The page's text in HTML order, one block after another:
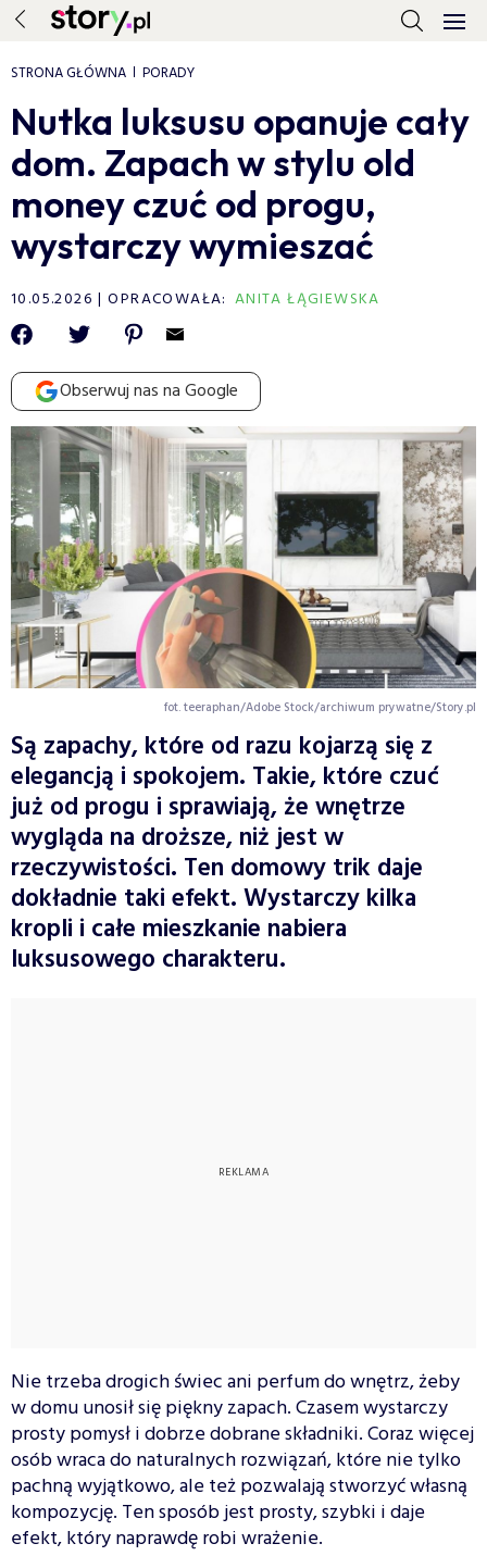
STRONA GŁÓWNA PORADY
Nutka luksusu opanuje cały
dom. Zapach w stylu old
money czuć od progu,
wystarczy wymieszać
10.05.2026 OPRACOWAŁA: ANITA ŁĄGIEWSKA
Obserwuj nas na Google
fot. teeraphan/Adobe Stock/archiwum prywatne/Story.pl
Są zapachy, które od razu kojarzą się z
elegancją i spokojem. Takie, które czuć
już od progu i sprawiają, że wnętrze
wygląda na droższe, niż jest w
rzeczywistości. Ten domowy trik daje
dokładnie taki efekt. Wystarczy kilka
kropli i całe mieszkanie nabiera
luksusowego charakteru.
Nie trzeba drogich świec ani perfum do wnętrz, żeby
w domu unosił się piękny zapach. Czasem wystarczy
prosty pomysł i dobrze dobrane składniki. Coraz więcej
osób wraca do naturalnych rozwiązań, które nie tylko
pachną wyjątkowo, ale też pozwalają stworzyć własną
kompozycję. Ten sposób jest prosty, szybki i daje
efekt, który naprawdę robi wrażenie.